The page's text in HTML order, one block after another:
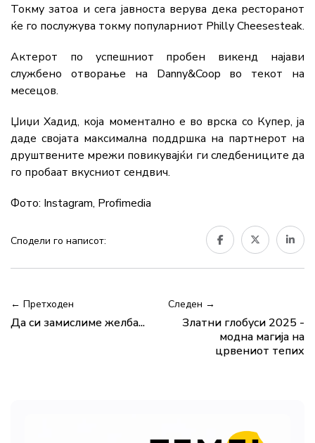
Токму затоа и сега јавноста верува дека ресторанот
ќе го послужува токму популарниот Philly Cheesesteak.
Актерот по успешниот пробен викенд најави
службено отворање на Danny&Coop во текот на
месецов.
Џиџи Хадид, која моментално е во врска со Купер, ја
даде својата максимална поддршка на партнерот на
друштвените мрежи повикувајќи ги следбениците да
го пробаат вкусниот сендвич.
Фото: Instagram, Profimedia
Сподели го написот:
← Претходен
Да си замислиме желба...
Следен →
Златни глобуси 2025 -
модна магија на
црвениот тепих